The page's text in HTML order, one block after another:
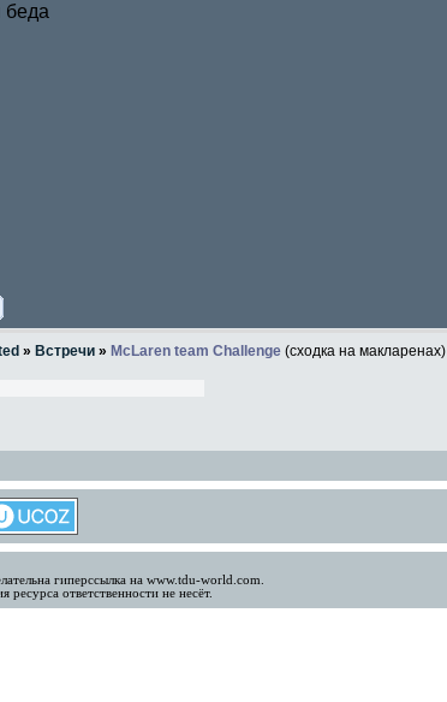
беда
» Встречи » McLaren team Challenge (сходка на макларенах)
гиперссылка на www.tdu-world.com.
ответственности не несёт.